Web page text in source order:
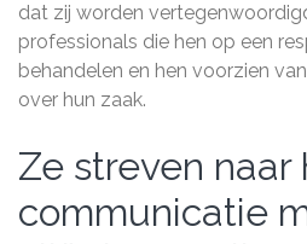
dat zij worden
professionals die hen op een
behandelen en hen voorzien
over hun zaak.
Ze streven naar
communicatie